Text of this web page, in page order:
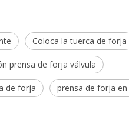
Coloca la tuerca de forja
prensa de forja válvula
de forja prensa de forja